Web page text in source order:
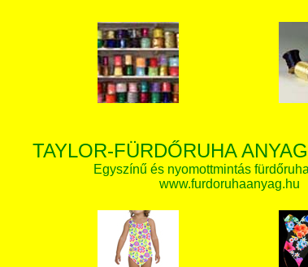
TAYLOR-FÜRDŐRUHA
Egyszínű és nyomottmintás
www.furdoruhaanyag.hu